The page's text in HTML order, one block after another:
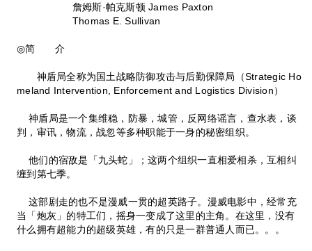
詹姆斯·帕克斯顿 James Paxton
Thomas E. Sullivan
◎简 介
神盾局全称为国土战略防御攻击与后勤保障局（Strategic Ho
meland Intervention, Enforcement and Logistics Division）
神盾局是一个集维稳，防暴，城管，反网络谣言，查水表，谈
判，审讯，物流，战忽等多种职能于一身的秘密组织。
他们的宿敌是「九头蛇」；这两个组织一直相爱相杀，互相纠
缠到第七季。
这部剧走的也不是漫威一贯的超英路子。漫威电影中，经常充
当「炮灰」的特工们，摇身一变成了这里的主角。在这里，没有
什么拥有超能力的超级英雄，有的只是一群普通人而已。。。